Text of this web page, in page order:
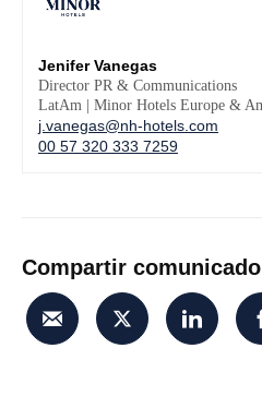
Jenifer Vanegas
Director PR & Communications
LatAm | Minor Hotels Europe &
j.vanegas@nh-hotels.com
00 57 320 333 7259
Compartir